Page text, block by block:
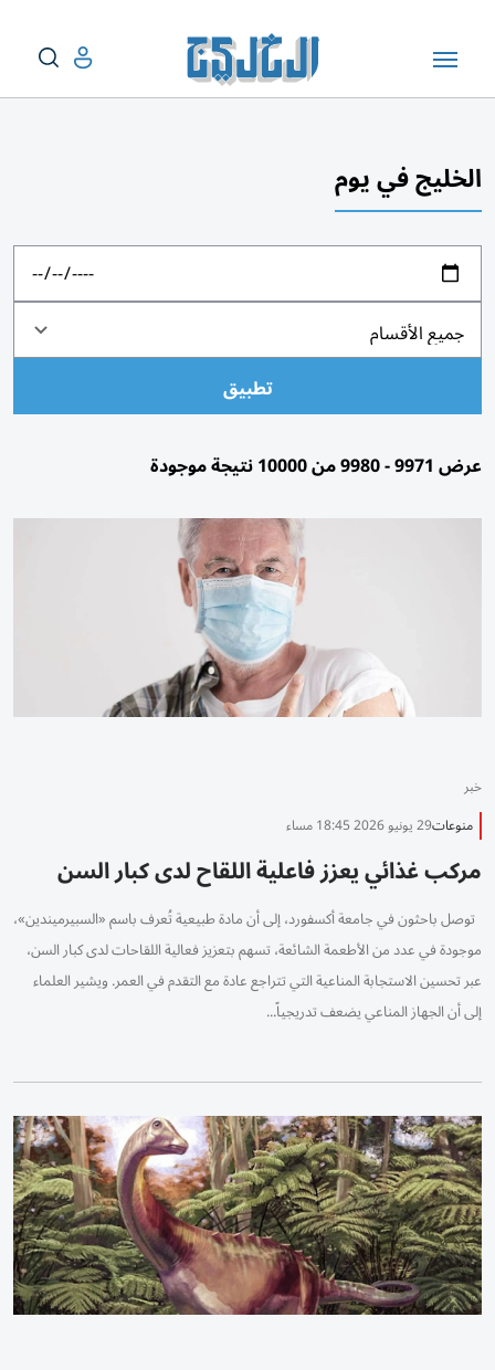
الخليج في يوم
تطبيق
عرض 9971 - 9980 من 10000 نتيجة موجودة
خبر
منوعات29 يونيو 2026 18:45 مساء
مركب غذائي يعزز فاعلية اللقاح لدى كبار السن
توصل باحثون في جامعة أكسفورد، إلى أن مادة طبيعية تُعرف باسم «السبيرميندين»،
موجودة في عدد من الأطعمة الشائعة، تسهم بتعزيز فعالية اللقاحات لدى كبار السن،
عبر تحسين الاستجابة المناعية التي تتراجع عادة مع التقدم في العمر. ويشير العلماء
إلى أن الجهاز المناعي يضعف تدريجياً...